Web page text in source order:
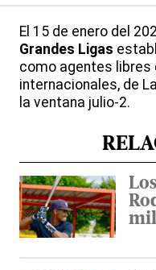
El 15 de enero del
Grandes Ligas
como agentes libres
internacionales, de
la ventana julio-2.